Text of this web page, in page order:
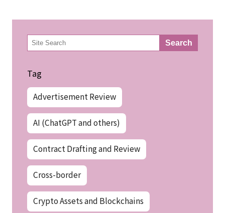
検
索 Search
Tag
Advertisement Review
AI (ChatGPT and others)
Contract Drafting and Review
Cross-border
Crypto Assets and Blockchains